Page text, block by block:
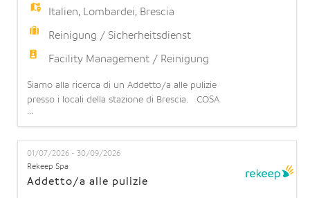
IT
DE
PT
Italien, Lombardei, Brescia
Reinigung / Sicherheitsdienst
Facility Management / Reinigung
Siamo alla ricerca di un Addetto/a alle pulizie
presso i locali della stazione di Brescia. COSA
OFFRIAMO: Contratto part-time: 12 ore settimanali
(part time orizzontale 30%) su 6 giorni lavorativi a
settimana (turnazione da lunedì a domenica).
Possibilità di stabilità: l'opportunità di operare in
una realtà strutturata con prospettive di conti
...
01/07/2026 - 30/09/2026
Rekeep Spa
Addetto/a alle pulizie